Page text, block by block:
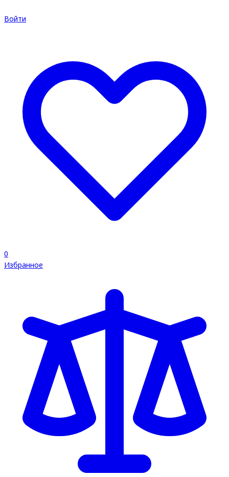
Войти
0
Избранное